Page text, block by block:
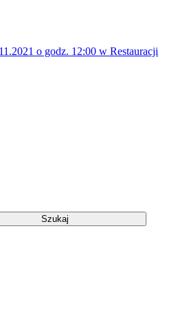
o godz. 12:00 w Restauracji